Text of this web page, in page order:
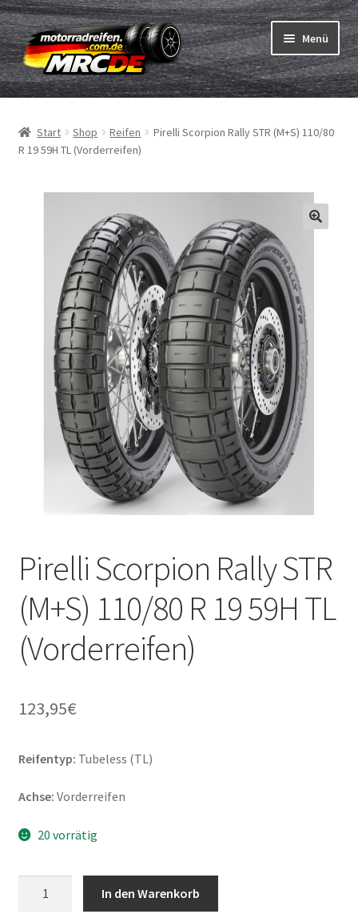
Zur
Navigation
springen
Zum
Inhalt
springen
Menü
Reifen
Schläuche
Reifentest
Marken
Kontakt
Start Shop Reifen
Pirelli Scorpion Rally STR (M+S) 110/80
R 19 59H TL (Vorderreifen)
Pirelli Scorpion Rally STR
(M+S) 110/80 R 19 59H TL
(Vorderreifen)
123,95€
Reifentyp: Tubeless (TL)
Achse: Vorderreifen
20 vorrätig
In den Warenkorb